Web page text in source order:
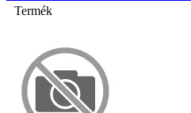
Termék